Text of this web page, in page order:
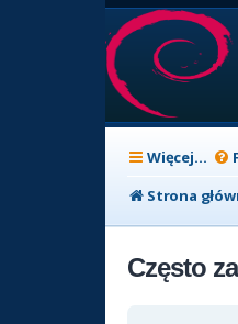
Więcej…
Strona
Często